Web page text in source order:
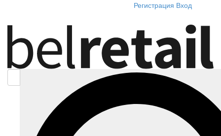
Регистрация Вход